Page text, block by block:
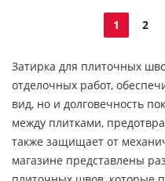
1 2
Затирка для плиточных
отделочных работ,
вид, но и долговечность
между плитками,
также защищает от
магазине представлены